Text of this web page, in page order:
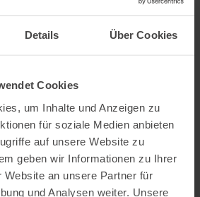
Details Über Cookies
Cookies
um Inhalte und Anzeigen zu
für soziale Medien anbieten
auf unsere Website zu
geben wir Informationen zu Ihrer
Website an unsere Partner für
und Analysen weiter. Unsere
GPSR
Brynsveien 16, 0667 Oslo, NOR